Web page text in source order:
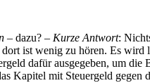
– dazu? – Kurze Antwort:
ist wenig zu hören. Es
dafür ausgegeben, um die
Kapitel mit Steuergeld gegen